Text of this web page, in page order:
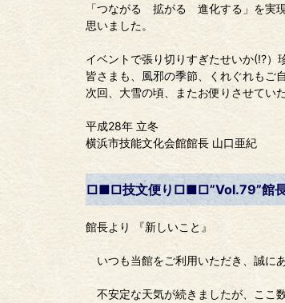
「つながる 拡がる 進化する」を実
思いました。
イベントで張り切りすぎたせいか(!?）
皆さまも、風邪の季節、くれぐれもご
次回、大雪の頃、またお便りさせてい
平成28年 立冬
横浜市技能文化会館館長 山口亜紀
□■□技文便り□■□”Vol.79”館
館長より 『新しいこと』
いつも当館をご利用いただき、誠に
不安定な天気が続きましたが、ここ